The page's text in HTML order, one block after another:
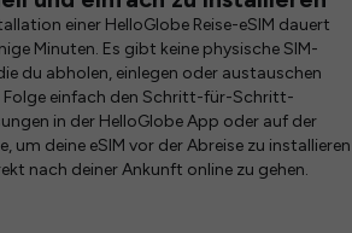
einer HelloGlobe Reise-eSIM dauert
Minuten. Es gibt keine physische SIM-
du abholen, einlegen oder austauschen
Folge einfach den Schritt-für-Schritt-
in der HelloGlobe App oder auf der
um deine eSIM vor der Abreise zu installieren
nach deiner Ankunft online zu gehen.